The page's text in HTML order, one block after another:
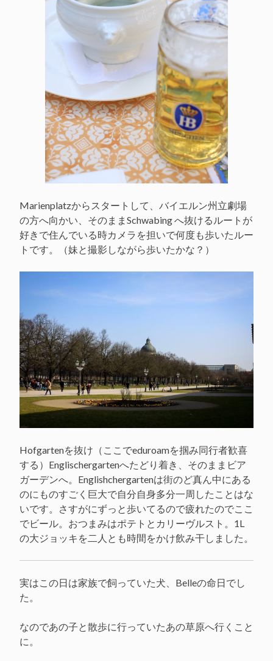
Marienplatzからスタートして、バイエルン州立劇場
の方へ向かい、そのままSchwabing へ抜けるルートが
好きで住んでいる時カメラを担いで何度も歩いたルー
トです。（妹と撮影しながら歩いたかな？）
Hofgartenを抜け（ここでeduroamを掴み同行者歓喜
する）Englischergartenへたどり着き、そのままビア
ガーデンへ。Englishchergartenは街のど真ん中にある
のにものすごく巨大で自分自身多分一周したことはな
いです。さすがにずっと歩いてるので疲れたのでここ
でビール。おつまみはポテトとカリーヴルスト。1L
の大ジョッキを二人とも時間をかけ飲み干しました。
実はこの日は家族で飼っていた犬、Belleの命日でし
た。
なのであの子と散歩に行っていたあの草原へ行くこと
に。